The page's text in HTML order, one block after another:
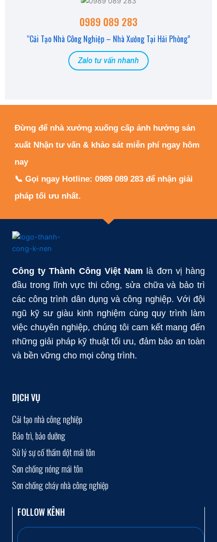
0989 089 283
“Cải Tạo Nhà Công Nghiệp – Nhà Xưởng Tại Hải Phòng”
Zalo tư vấn nhanh
Đừng để nhà xưởng xuống cấp ảnh hưởng sản
xuất Nhận tư vấn & khảo sát miễn phí ngay hôm
nay
📞 Gọi ngay Hotline: 0989 089 283 để nhận giải
pháp tối ưu nhất.
Công ty Thành Công Việt Nam là đơn vị hàng
đầu trong lĩnh vực thi công, sửa chữa và bảo trì
các công trình dân dụng và công nghiệp. Với đội
ngũ kỹ sư giàu kinh nghiệm cùng quy trình làm
việc chuyên nghiệp, chúng tôi cam kết mang đến
những giải pháp kỹ thuật tối ưu, đảm bảo an toàn
và bền vững cho mọi công trình.
DỊCH VỤ
Cải tạo nhà công nghiệp
Bảo trì, bảo dưỡng
Sử lý sự cố thấm dột mái tôn
Sơn chống nóng mái tôn
Sơn chống cháy nhà công nghiệp
FOLLOW KÊNH